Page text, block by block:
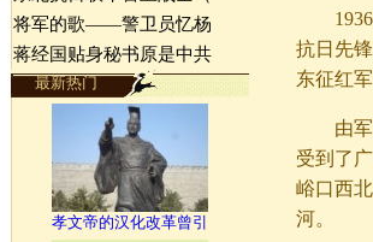
将军的歌——警卫员忆杨
蒋经国贴身秘书原是中共
最新热门
孝文帝的汉化改革曾引
抗日先
东征红
由
受到了
峪口西
河。